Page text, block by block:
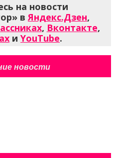
на новости
вЯндекс.Дзен,
, Вконтакте,
и YouTube.
новости